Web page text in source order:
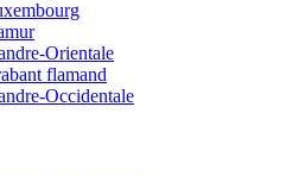
Orientale
flamand
Occidentale